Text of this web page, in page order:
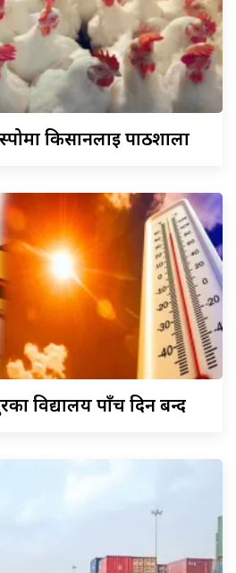
किसानलाई पाठशाला
विद्यालय पाँच दिन बन्द